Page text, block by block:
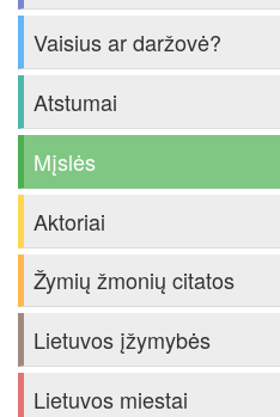
Vaisius ar daržovė?
Atstumai
Mįslės
Aktoriai
Žymių žmonių citatos
Lietuvos įžymybės
Lietuvos miestai